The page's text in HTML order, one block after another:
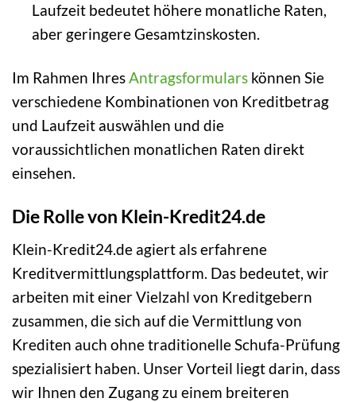
Laufzeit bedeutet höhere monatliche Raten,
aber geringere Gesamtzinskosten.
Im Rahmen IhresAntragsformulars können Sie
verschiedene Kombinationen von Kreditbetrag
und Laufzeit auswählen und die
voraussichtlichen monatlichen Raten direkt
einsehen.
Die Rolle von Klein-Kredit24.de
Klein-Kredit24.de agiert als erfahrene
Kreditvermittlungsplattform. Das bedeutet, wir
arbeiten mit einer Vielzahl von Kreditgebern
zusammen, die sich auf die Vermittlung von
Krediten auch ohne traditionelle Schufa-Prüfung
spezialisiert haben. Unser Vorteil liegt darin, dass
wir Ihnen den Zugang zu einem breiteren